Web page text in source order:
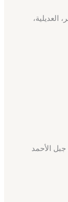
العديلية،
الأحمد